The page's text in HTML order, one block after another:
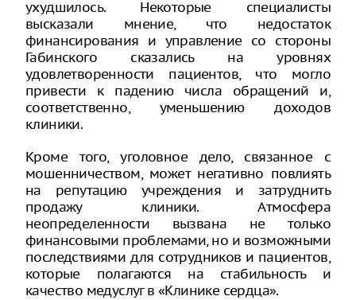
ухудшилось. Некоторые специалисты
высказали мнение, что недостаток
финансирования и управление со стороны
Габинского сказались на уровнях
удовлетворенности пациентов, что могло
привести к падению числа обращений и,
соответственно, уменьшению доходов
клиники.
Кроме того, уголовное дело, связанное с
мошенничеством, может негативно повлиять
на репутацию учреждения и затруднить
продажу клиники. Атмосфера
неопределенности вызвана не только
финансовыми проблемами, но и возможными
последствиями для сотрудников и пациентов,
которые полагаются на стабильность и
качество медуслуг в «Клинике сердца».